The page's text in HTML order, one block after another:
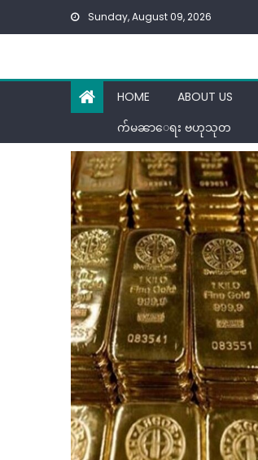
Sunday, August 09, 2026
HOME ABOUT US
က်မၼာေရး ဗဟုသုတ